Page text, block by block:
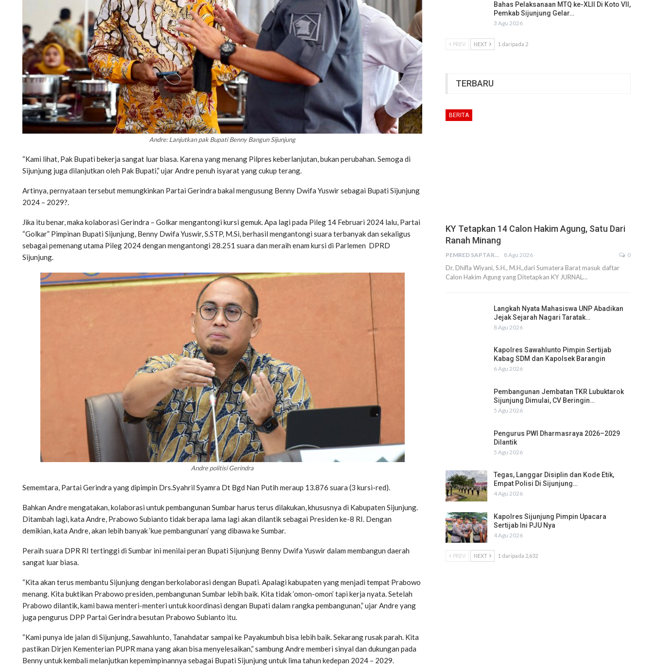
Andre: Lanjutkan pak Bupati Benny Bangun Sijunjung
“Kami lihat, Pak Bupati bekerja sangat luar biasa. Karena yang menang Pilpres keberlanjutan, bukan perubahan. Semoga di
Sijunjung juga dilanjutkan oleh Pak Bupati,” ujar Andre penuh isyarat yang cukup terang.
Artinya, pernyataan tersebut memungkinkan Partai Gerindra bakal mengusung Benny Dwifa Yuswir sebagai Bupati Sijunjung
2024 – 2029?.
Jika itu benar, maka kolaborasi Gerindra – Golkar mengantongi kursi gemuk. Apa lagi pada Pileg 14 Februari 2024 lalu, Partai
“Golkar” Pimpinan Bupati Sijunjung, Benny Dwifa Yuswir, S.STP, M.Si, berhasil mengantongi suara terbanyak dan sekaligus
sebagai pemenang utama Pileg 2024 dengan mengantongi 28.251 suara dan meraih enam kursi di Parlemen DPRD
Sijunjung.
Andre politisi Gerindra
Sememtara, Partai Gerindra yang dipimpin Drs.Syahril Syamra Dt Bgd Nan Putih meraup 13.876 suara (3 kursi-red).
Bahkan Andre mengatakan, kolaborasi untuk pembangunan Sumbar harus terus dilakukan, khususnya di Kabupaten Sijunjung.
Ditambah lagi, kata Andre, Prabowo Subianto tidak berapa lama lagi akan dilantik sebagai Presiden ke-8 RI. Dengan
demikian, kata Andre, akan lebih banyak ‘kue pembangunan’ yang dibawa ke Sumbar.
Peraih suara DPR RI tertinggi di Sumbar ini menilai peran Bupati Sijunjung Benny Dwifa Yuswir dalam membangun daerah
sangat luar biasa.
“Kita akan terus membantu Sijunjung dengan berkolaborasi dengan Bupati. Apalagi kabupaten yang menjadi tempat Prabowo
menang. Kita buktikan Prabowo presiden, pembangunan Sumbar lebih baik. Kita tidak ‘omon-omon’ tapi kerja nyata. Setelah
Prabowo dilantik, kami bawa menteri-menteri untuk koordinasi dengan Bupati dalam rangka pembangunan,” ujar Andre yang
juga pengurus DPP Partai Gerindra besutan Prabowo Subianto itu.
“Kami punya ide jalan di Sijunjung, Sawahlunto, Tanahdatar sampai ke Payakumbuh bisa lebih baik. Sekarang rusak parah. Kita
pastikan Dirjen Kementerian PUPR mana yang akan bisa menyelesaikan,” sambung Andre memberi sinyal dan dukungan pada
Benny untuk kembali melanjutkan kepemimpinannya sebagai Bupati Sijunjung untuk lima tahun kedepan 2024 – 2029.
Bahas Pelaksanaan MTQ ke-XLII Di Koto VII,
Pemkab Sijunjung Gelar…
3 Agu 2026
PREV NEXT 1 daripada 2
TERBARU
BERITA
KY Tetapkan 14 Calon Hakim Agung, Satu Dari
Ranah Minang
PEMRED SAPTARIUS 8 Agu 2026 0
Dr. Dhifla Wiyani, S.H., M.H.,dari Sumatera Barat masuk daftar
Calon Hakim Agung yang Ditetapkan KY JURNAL…
Langkah Nyata Mahasiswa UNP Abadikan
Jejak Sejarah Nagari Taratak…
8 Agu 2026
Kapolres Sawahlunto Pimpin Sertijab
Kabag SDM dan Kapolsek Barangin
6 Agu 2026
Pembangunan Jembatan TKR Lubuktarok
Sijunjung Dimulai, CV Beringin…
5 Agu 2026
Pengurus PWI Dharmasraya 2026–2029
Dilantik
5 Agu 2026
Tegas, Langgar Disiplin dan Kode Etik,
Empat Polisi Di Sijunjung…
4 Agu 2026
Kapolres Sijunjung Pimpin Upacara
Sertijab Ini PJU Nya
4 Agu 2026
PREV NEXT 1 daripada 2,632